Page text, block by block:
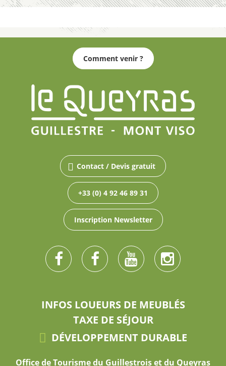
Comment venir ?
Contact / Devis gratuit
+33 (0) 4 92 46 89 31
Inscription Newsletter
INFOS LOUEURS DE MEUBLÉS
TAXE DE SÉJOUR
DÉVELOPPEMENT DURABLE
Office de Tourisme du Guillestrois et du Queyras